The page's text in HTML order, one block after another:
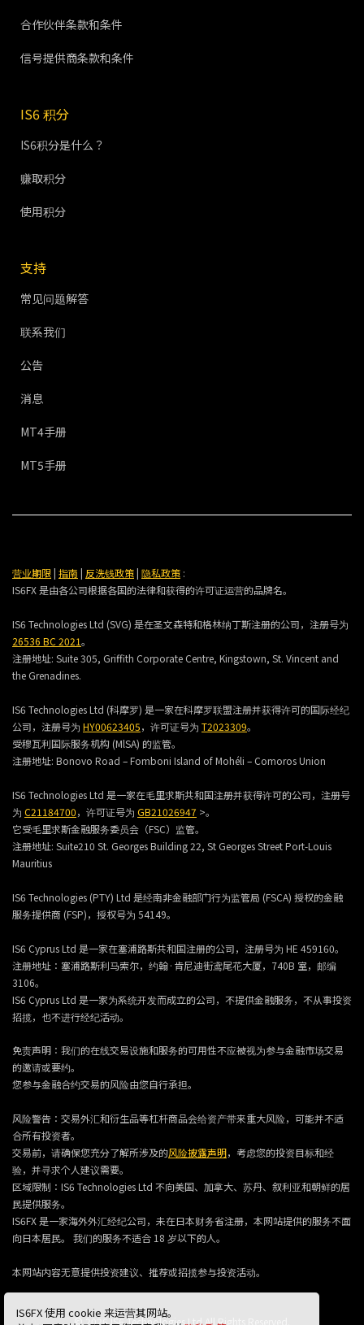
IS6FX 使用 cookie 来运营其网站。
合作伙伴条款和条件
信号提供商条款和条件
IS6 积分
IS6积分是什么？
赚取积分
使用积分
支持
常见问题解答
联系我们
公告
消息
MT4手册
MT5手册
营业期限| 指南 | 反洗钱政策| 隐私政策 :
IS6FX 是由各公司根据各国的法律和获得的许可证运营的品牌名。
IS6 Technologies Ltd (SVG) 是在圣文森特和格林纳丁斯注册的公司，注册号为
26536 BC 2021。
注册地址: Suite 305, Griffith Corporate Centre, Kingstown, St. Vincent and
the Grenadines.
IS6 Technologies Ltd (科摩罗) 是一家在科摩罗联盟注册并获得许可的国际经纪
公司，注册号为 HY00623405，许可证号为 T2023309。
受穆瓦利国际服务机构 (MlSA) 的监管。
注册地址: Bonovo Road – Fomboni Island of Mohéli – Comoros Union
IS6 Technologies Ltd 是一家在毛里求斯共和国注册并获得许可的公司，注册号
为 C21184700，许可证号为 GB21026947 >。
它受毛里求斯金融服务委员会（FSC）监管。
注册地址: Suite210 St. Georges Building 22, St Georges Street Port-Louis
Mauritius
IS6 Technologies (PTY) Ltd 是经南非金融部门行为监管局 (FSCA) 授权的金融
服务提供商 (FSP)，授权号为 54149。
IS6 Cyprus Ltd 是一家在塞浦路斯共和国注册的公司，注册号为 HE 459160。
注册地址：塞浦路斯利马索尔，约翰·肯尼迪街鸢尾花大厦，740B 室，邮编
3106。
IS6 Cyprus Ltd 是一家为系统开发而成立的公司，不提供金融服务，不从事投资
招揽，也不进行经纪活动。
免责声明：我们的在线交易设施和服务的可用性不应被视为参与金融市场交易
的邀请或要约。
您参与金融合约交易的风险由您自行承担。
风险警告：交易外汇和衍生品等杠杆商品会给资产带来重大风险，可能并不适
合所有投资者。
交易前，请确保您充分了解所涉及的风险披露声明，考虑您的投资目标和经
验，并寻求个人建议需要。
区域限制：IS6 Technologies Ltd 不向美国、加拿大、苏丹、叙利亚和朝鲜的居
民提供服务。
IS6FX 是一家海外外汇经纪公司，未在日本财务省注册，本网站提供的服务不面
向日本居民。 我们的服务不适合 18 岁以下的人。
本网站内容无意提供投资建议、推荐或招揽参与投资活动。
© 2026 IS6 Technologies Ltd All Rights Reserved.